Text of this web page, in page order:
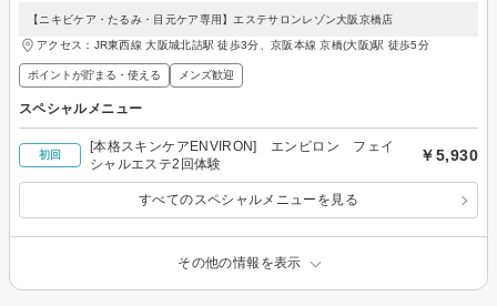
【ニキビケア・たるみ・目元ケア専用】エステサロンレゾン大阪京橋店
アクセス：JR東西線 大阪城北詰駅 徒歩3分、京阪本線 京橋(大阪)駅 徒歩5分
ポイントが貯まる・使える メンズ歓迎
スペシャルメニュー
初回
[本格スキンケアENVIRON] エンビロン フェイ
シャルエステ2回体験
￥5,930
すべてのスペシャルメニューを見る
その他の情報を表示